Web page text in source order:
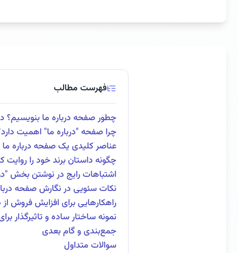
فهرست مطالب
چطور صفحه درباره ما بنویسیم؟
چرا صفحه "درباره ما" اهمیت
عناصر کلیدی یک صفحه درباره
چگونه داستان برند خود را روایت
اشتباهات رایج در نوشتن بخش
نکات سئویی در نگارش صفحه
راهکارهایی برای افزایش فروش
نمونه ساختار ساده و تاثیرگذار
جمع‌بندی و گام بعدی
سوالات متداول